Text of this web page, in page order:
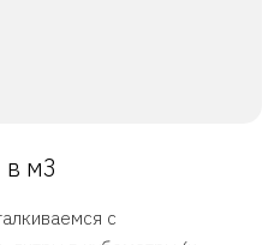
в м3
с